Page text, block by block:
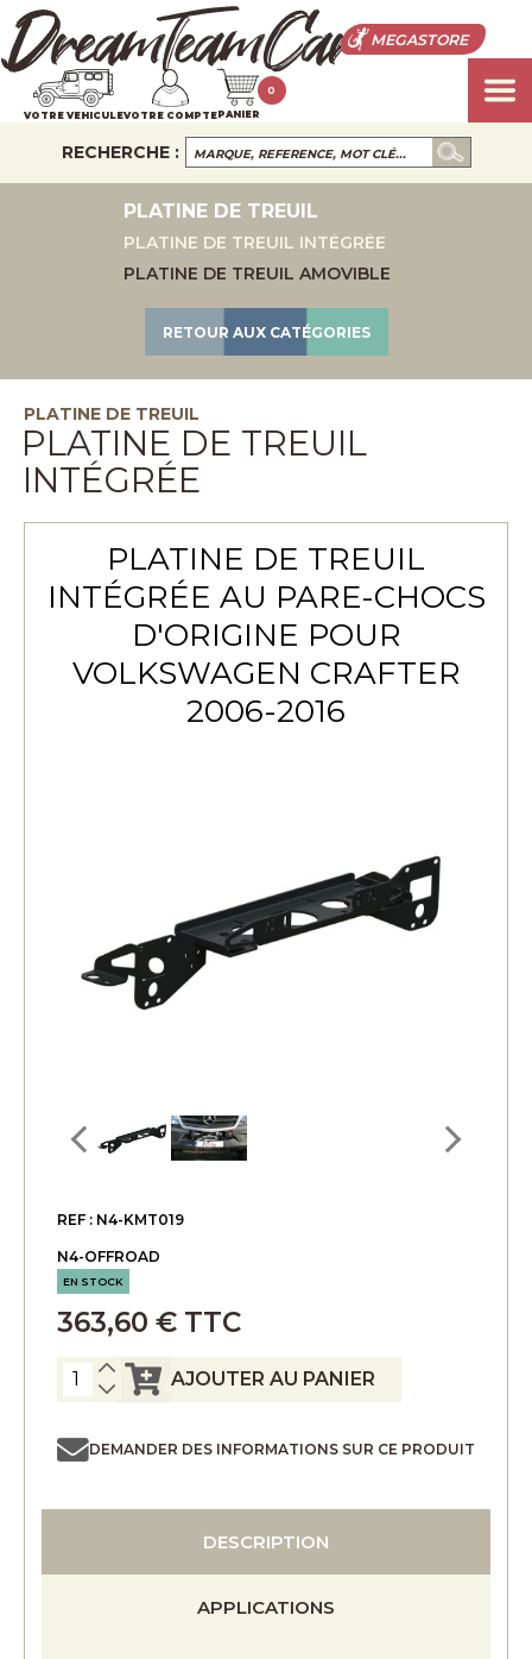
MEGASTORE
VOTRE VEHICULEVOTRE COMPTEPANIER
0
RECHERCHE :
PLATINE DE TREUIL
PLATINE DE TREUIL INTÉGRÉE
PLATINE DE TREUIL AMOVIBLE
RETOUR AUX CATÉGORIES
PLATINE DE TREUIL
PLATINE DE TREUIL
INTÉGRÉE
PLATINE DE TREUIL
INTÉGRÉE AU PARE-CHOCS
D'ORIGINE POUR
VOLKSWAGEN CRAFTER
2006-2016
REF : N4-KMT019
N4-OFFROAD
EN STOCK
363,60 € TTC
AJOUTER AU PANIER
DEMANDER DES INFORMATIONS SUR CE PRODUIT
DESCRIPTION
APPLICATIONS